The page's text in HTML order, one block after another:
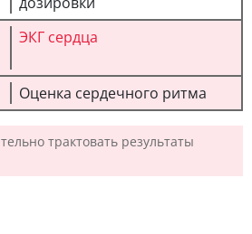
ЭКГ сердца
Оценка сердечного ритма
трактовать результаты